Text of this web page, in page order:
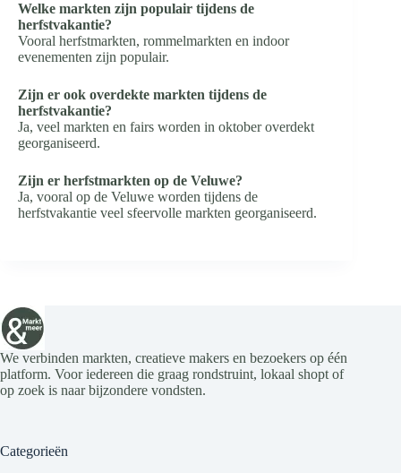
Welke markten zijn populair tijdens de
herfstvakantie?
Vooral herfstmarkten, rommelmarkten en indoor
evenementen zijn populair.
Zijn er ook overdekte markten tijdens de
herfstvakantie?
Ja, veel markten en fairs worden in oktober overdekt
georganiseerd.
Zijn er herfstmarkten op de Veluwe?
Ja, vooral op de Veluwe worden tijdens de
herfstvakantie veel sfeervolle markten georganiseerd.
We verbinden markten, creatieve makers en bezoekers op één
platform. Voor iedereen die graag rondstruint, lokaal shopt of
op zoek is naar bijzondere vondsten.
Categorieën